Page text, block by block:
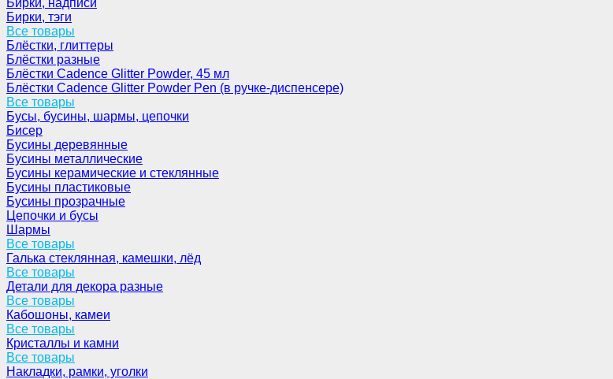
Бирки, надписи
Бирки, тэги
Все товары
Блёстки, глиттеры
Блёстки разные
Блёстки Cadence Glitter Powder, 45 мл
Блёстки Cadence Glitter Powder Pen (в ручке-диспенсере)
Все товары
Бусы, бусины, шармы, цепочки
Бисер
Бусины деревянные
Бусины металлические
Бусины керамические и стеклянные
Бусины пластиковые
Бусины прозрачные
Цепочки и бусы
Шармы
Все товары
Галька стеклянная, камешки, лёд
Все товары
Детали для декора разные
Все товары
Кабошоны, камеи
Все товары
Кристаллы и камни
Все товары
Накладки, рамки, уголки